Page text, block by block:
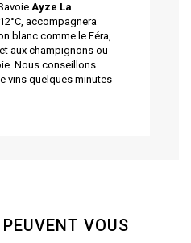
Ayze La
accompagnera
blanc comme le Féra,
aux champignons ou
Nous conseillons
vins quelques minutes
VOUS